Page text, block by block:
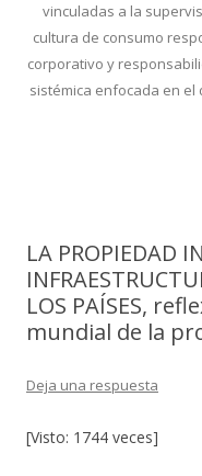
vinculadas a la
cultura de consumo
corporativo y
sistémica enfocada en
LA PROPIEDAD
LOS PAÍSES,
mundial de la
Deja una respuesta
[Visto: 1744 veces]